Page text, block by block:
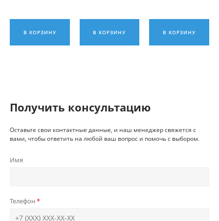
В КОРЗИНУ В КОРЗИНУ В КОРЗИНУ
Получить консультацию
Оставьте свои контактные данные, и наш менеджер свяжется с
вами, чтобы ответить на любой ваш вопрос и помочь с выбором.
Имя
Телефон